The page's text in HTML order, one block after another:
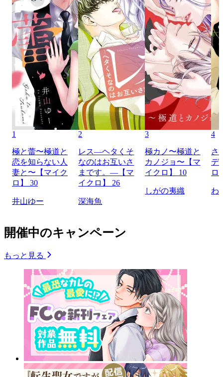
1
極と蕾〜極道と
恋を知らない人
妻と〜【マイク
ロ】 30
井山ゆー
2
レス―ヘタくそ
なのはお互いさ
まです。―【マ
イクロ】 26
深海魚
3
極カノ〜極道と
カノジョ〜【マ
イクロ】 10
しがの夷織
4
さ
デ
ロ
わ
開催中のキャンペーン
もっと見る